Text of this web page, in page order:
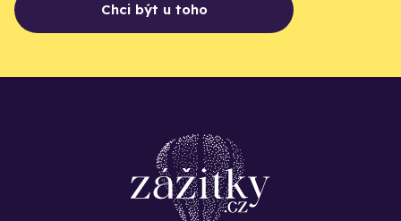
Chci být u toho